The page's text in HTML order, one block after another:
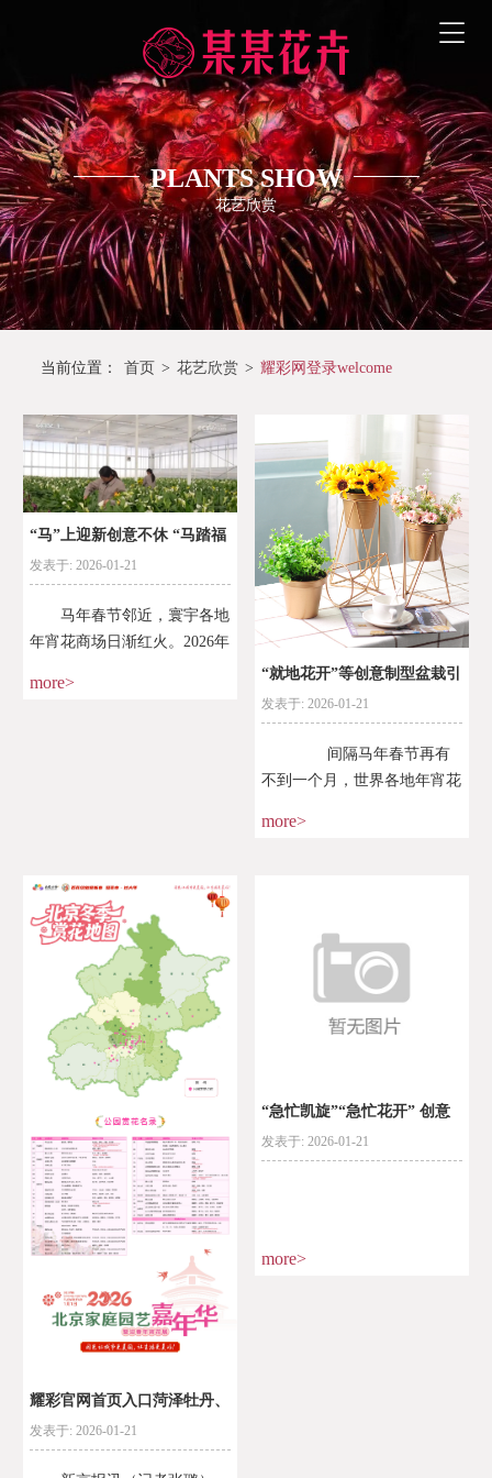
PLANTS SHOW
花艺欣赏
当前位置： 首页 > 花艺欣赏 > 耀彩网登录welcome
“马”上迎新创意不休 “马踏福
来”“急速
发表于: 2026-01-21
马年春节邻近，寰宇各地
年宵花商场日渐红火。2026年
more>
“就地花开”等创意制型盆栽引
颈北京年宵花
发表于: 2026-01-21
间隔马年春节再有
不到一个月，世界各地年宵花
more>
耀彩官网首页入口菏泽牡丹、
漳州水仙进京北
发表于: 2026-01-21
“急忙凯旋”“急忙花开” 创意
制型盆栽引
发表于: 2026-01-21
more>